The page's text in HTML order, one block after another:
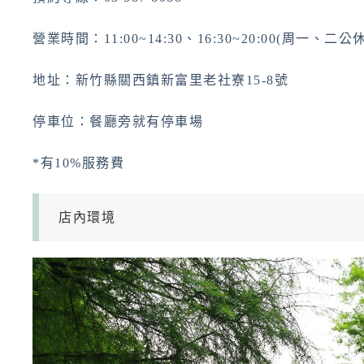
營業時間：11:00~14:30、16:30~20:00(周一、二公
地址：新竹縣關西鎮新富里老社寮15-8號
停車位：餐廳旁就有停車場
*有10%服務費
店內環境